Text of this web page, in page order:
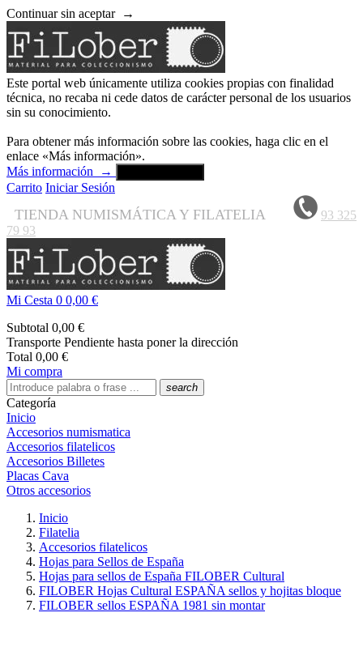
Continuar sin aceptar →
Este portal web únicamente utiliza cookies propias con finalidad
técnica, no recaba ni cede datos de carácter personal de los usuarios
sin su conocimiento.
Para obtener más información sobre las cookies, haga clic en el
enlace «Más información».
Más información
→
Carrito Iniciar Sesión
TIENDA NUMISMÁTICA Y FILATELIA
93 325
79 93
Mi Cesta 0 0,00 €
Subtotal 0,00 €
Transporte Pendiente hasta poner la dirección
Total 0,00 €
Mi compra
search
Categoría
Inicio
Accesorios numismatica
Accesorios filatelicos
Accesorios Billetes
Placas Cava
Otros accesorios
Inicio
Filatelia
Accesorios filatelicos
Hojas para Sellos de España
Hojas para sellos de España FILOBER Cultural
FILOBER Hojas Cultural ESPAÑA sellos y hojitas bloque
FILOBER sellos ESPAÑA 1981 sin montar